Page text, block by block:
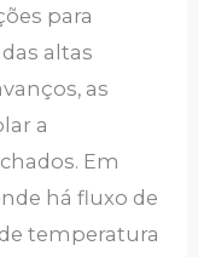
para
altas
as
a
Em
há fluxo de
temperatura